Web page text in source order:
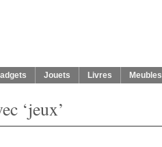
Jouets Livres Meubles
‘jeux’